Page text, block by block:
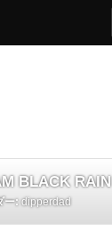
BLACK RAIN
ー: dipperdad